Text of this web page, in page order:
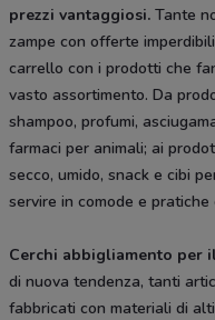
prezzi vantaggiosi. Tante
zampe con offerte
carrello con i prodotti che
vasto assortimento. Da
shampoo, profumi,
farmaci per animali; ai
secco, umido, snack e cibi
servire in comode e
Cerchi abbigliamento per
di nuova tendenza, tanti
fabbricati con materiali di